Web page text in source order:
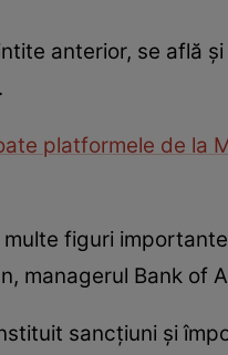
anterior, se află
platformele de la
figuri
managerul Bank of
sancțiuni și